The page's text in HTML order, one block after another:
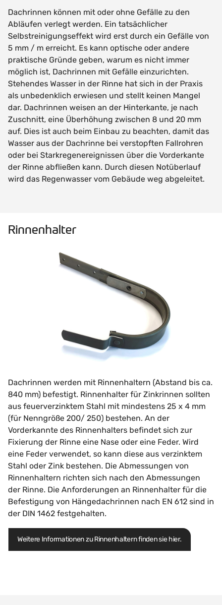
Dachrinnen können mit oder ohne Gefälle zu den
Abläufen verlegt werden. Ein tatsächlicher
Selbstreinigungseffekt wird erst durch ein Gefälle von
5 mm / m erreicht. Es kann optische oder andere
praktische Gründe geben, warum es nicht immer
möglich ist, Dachrinnen mit Gefälle einzurichten.
Stehendes Wasser in der Rinne hat sich in der Praxis
als unbedenklich erwiesen und stellt keinen Mangel
dar. Dachrinnen weisen an der Hinterkante, je nach
Zuschnitt, eine Überhöhung zwischen 8 und 20 mm
auf. Dies ist auch beim Einbau zu beachten, damit das
Wasser aus der Dachrinne bei verstopften Fallrohren
oder bei Starkregenereignissen über die Vorderkante
der Rinne abfließen kann. Durch diesen Notüberlauf
wird das Regenwasser vom Gebäude weg abgeleitet.
Rinnenhalter
Dachrinnen werden mit Rinnenhaltern (Abstand bis ca.
840 mm) befestigt. Rinnenhalter für Zinkrinnen sollten
aus feuerverzinktem Stahl mit mindestens 25 x 4 mm
(für Nenngröße 200/ 250) bestehen. An der
Vorderkannte des Rinnenhalters befindet sich zur
Fixierung der Rinne eine Nase oder eine Feder. Wird
eine Feder verwendet, so kann diese aus verzinktem
Stahl oder Zink bestehen. Die Abmessungen von
Rinnenhaltern richten sich nach den Abmessungen
der Rinne. Die Anforderungen an Rinnenhalter für die
Befestigung von Hängedachrinnen nach EN 612 sind in
der DIN 1462 festgehalten.
Weitere Informationen zu Rinnenhaltern finden sie hier.